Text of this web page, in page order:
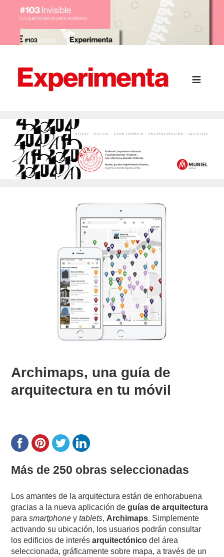
Archimaps, una guía de
arquitectura en tu móvil
Más de 250 obras seleccionadas
Los amantes de la arquitectura están de enhorabuena
gracias a la nueva aplicación deguías de arquitectura
parasmartphone ytablets, Archimaps. Simplemente
activando su ubicación, los usuarios podrán consultar
los edificios de interésarquitectónico del área
seleccionada, gráficamente sobre mapa, a través de un